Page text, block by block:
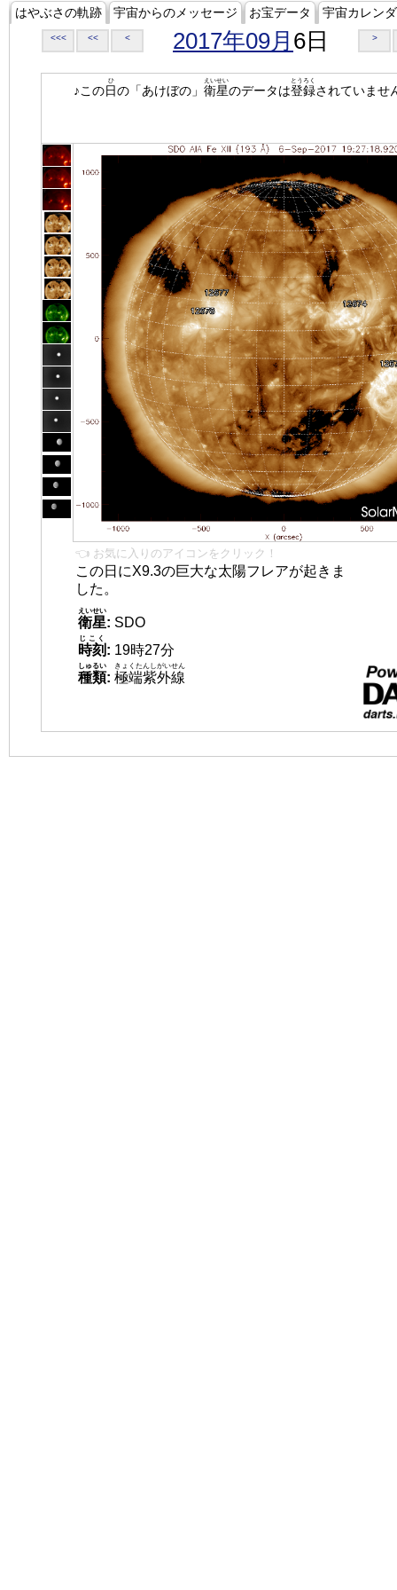
はやぶさの軌跡 宇宙からのメッセージ お宝データ 宇宙カレン
<<< << < 2017年09月 6日 >
♪この日
ひ
の「あけぼの」 衛星
えいせい
のデータは登録
とうろく
されていませ
👈 お気に入りのアイコンをクリック！
この日にX9.3の巨大な太陽フレアが起きま
した。
衛星
えいせい
: SDO
時刻
じこく
: 19時27分
種類
しゅるい
: 極端紫外線
きょくたんしがいせん